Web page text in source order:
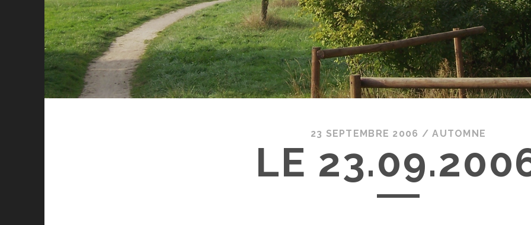
23 SEPTEMBRE 2006 /AUTOMNE
LE